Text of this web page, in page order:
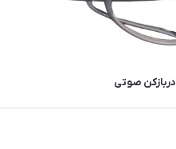
دربازکن صوتی